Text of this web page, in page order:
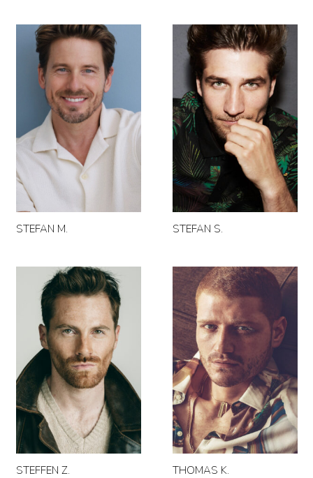
STEFAN M. STEFAN S.
STEFFEN Z. THOMAS K.